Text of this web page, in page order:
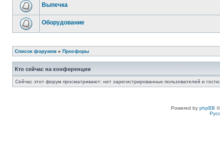
Выпечка
Оборудование
Список форумов » Просфоры
Кто сейчас на конференции
Сейчас этот форум просматривают: нет зарегистрированных пользователей и
Powered by phpBB